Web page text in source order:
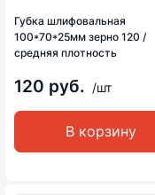
Губка шлифовальная
100*70*25мм зерно 120 /
средняя плотность
120 руб. /шт
В корзину